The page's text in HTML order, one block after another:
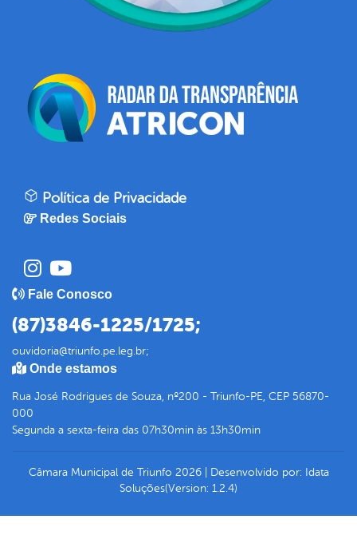
Política de Privacidade
Redes Sociais
Fale Conosco
(87)3846-1225/1725;
ouvidoria@triunfo.pe.leg.br;
Onde estamos
Rua José Rodrigues de Souza, nº200 - Triunfo-PE, CEP 56870-
000
Segunda a sexta-feira das 07h30min às 13h30min
Câmara Municipal de Triunfo 2026| Desenvolvido por: Idata
Soluções(Version: 1.2.4)